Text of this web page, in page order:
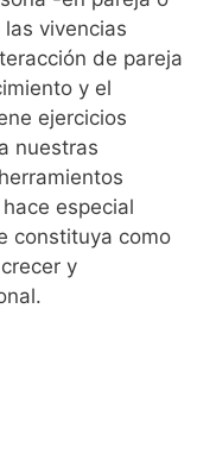
vivencias
de pareja
y el
ejercicios
nuestras
especial
constituya como
y